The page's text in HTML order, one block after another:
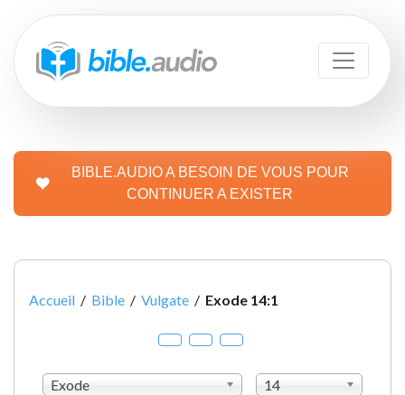
BIBLE.AUDIO A BESOIN DE VOUS POUR
CONTINUER A EXISTER
Accueil / Bible / Vulgate / Exode 14:1
Exode
14